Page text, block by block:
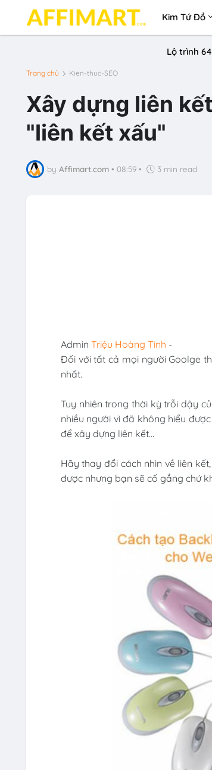
Kim Tứ Đồ
Lộ trình
Trang chủ Kien-thuc-SEO
Xây dựng liên
"liên kết xấu"
by Affimart.com • 08:59 • 3 min read
Admin Triệu Hoàng Tình -
Đối với tất cả mọi người Goolge
nhất.
Tuy nhiên trong thời kỳ trỗi dậy
nhiều người vì đã không hiểu
để xây dựng liên kết...
Hãy thay đổi cách nhìn về liên
được nhưng bạn sẽ cố gắng chứ